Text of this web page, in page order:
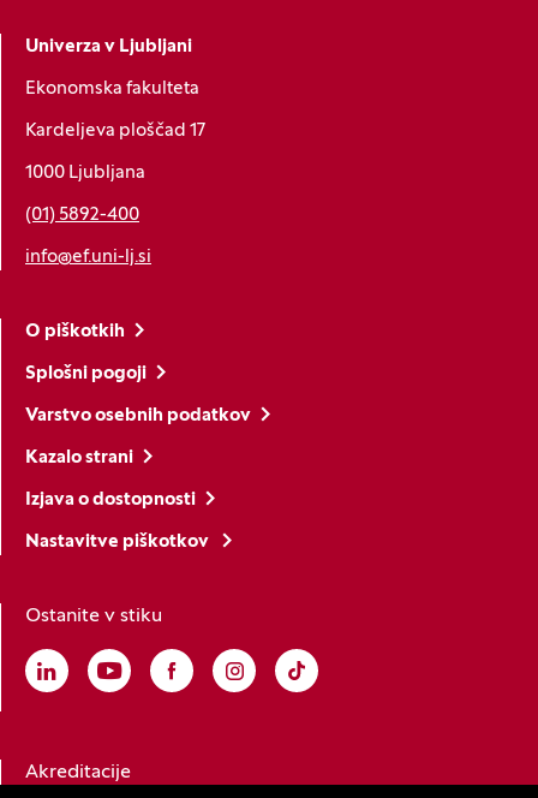
Univerza v Ljubljani
Ekonomska fakulteta
Kardeljeva ploščad 17
1000 Ljubljana
(01) 5892-400
info@ef.uni-lj.si
O piškotkih
Splošni pogoji
Varstvo osebnih podatkov
Kazalo strani
Izjava o dostopnosti
Nastavitve piškotkov
Ostanite v stiku
Linkedin
(Odpre se v novem oknu)
Youtube
(Odpre se v novem oknu)
Facebook
(Odpre se v novem oknu)
Instagram
(Odpre se v novem oknu)
TikTok
(Odpre se v novem oknu)
Akreditacije